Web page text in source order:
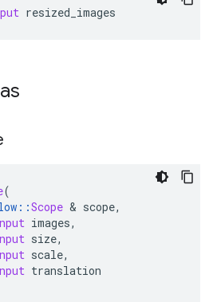
resized_images
(
::Scope & scope,
images,
size,
scale,
translation